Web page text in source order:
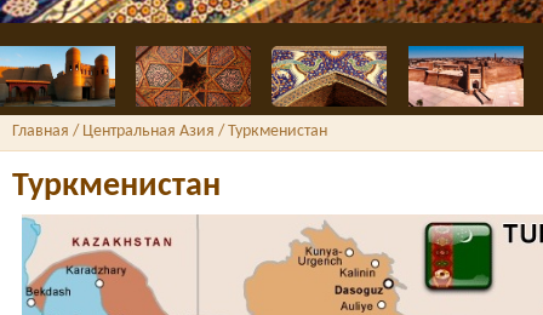
Главная / Центральная Азия / Туркменистан
Туркменистан